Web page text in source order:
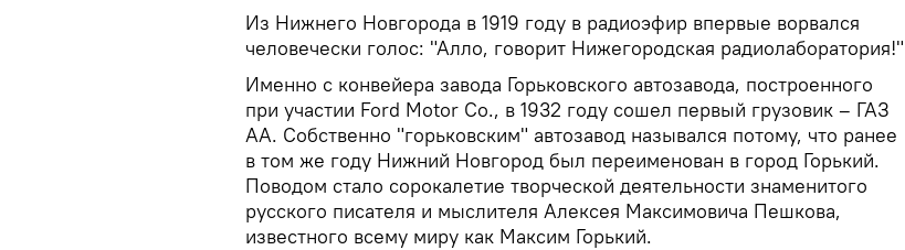
Из Нижнего Новгорода в 1919 году в радиоэфир впервые ворвался
человечески голос: "Алло, говорит Нижегородская радиолаборатория!"
Именно с конвейера завода Горьковского автозавода, построенного
при участии Ford Motor Co., в 1932 году сошел первый грузовик – ГАЗ
АА. Собственно "горьковским" автозавод назывался потому, что ранее
в том же году Нижний Новгород был переименован в город Горький.
Поводом стало сорокалетие творческой деятельности знаменитого
русского писателя и мыслителя Алексея Максимовича Пешкова,
известного всему миру как Максим Горький.